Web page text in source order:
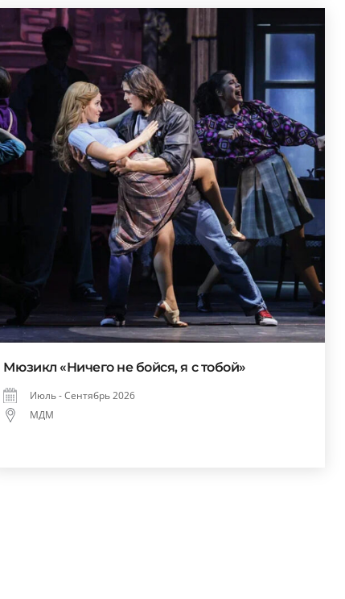
Мюзикл «Ничего не бойся, я с тобой»
Июль - Сентябрь 2026
МДМ